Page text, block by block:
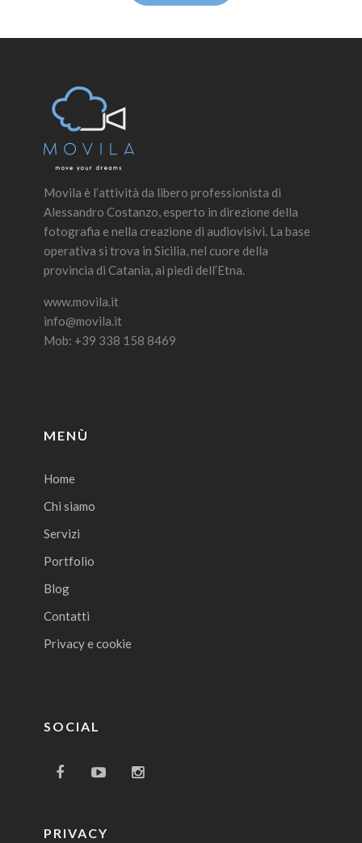
Movila è l’attività da libero professionista di
Alessandro Costanzo, esperto in direzione della
fotografia e nella creazione di audiovisivi. La base
operativa si trova in Sicilia, nel cuore della
provincia di Catania, ai piedi dell’Etna.
www.movila.it
info@movila.it
Mob: +39 338 158 8469
MENÙ
Home
Chi siamo
Servizi
Portfolio
Blog
Contatti
Privacy e cookie
SOCIAL
PRIVACY